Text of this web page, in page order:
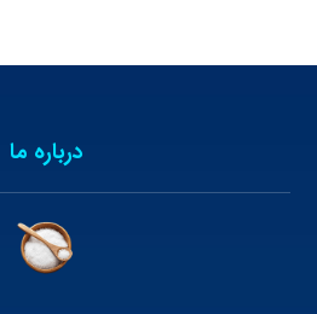
درباره ما